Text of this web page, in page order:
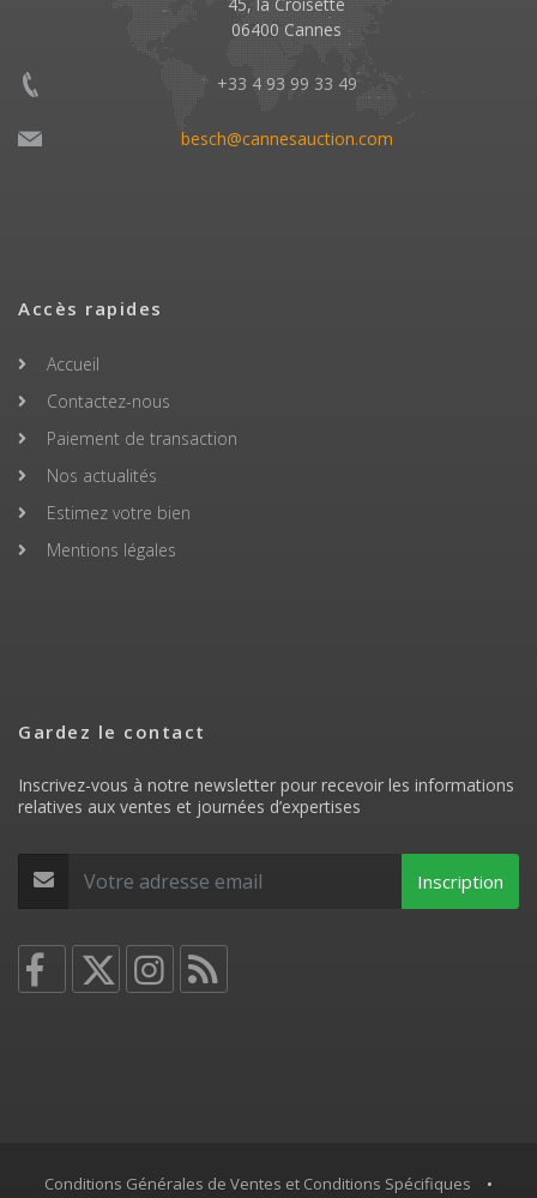
06400 Cannes
+33 4 93 99 33 49
besch@cannesauction.com
Accès rapides
Accueil
Contactez-nous
Paiement de transaction
Nos actualités
Estimez votre bien
Mentions légales
Gardez le contact
Inscrivez-vous à notre newsletter pour recevoir les informations
relatives aux ventes et journées d’expertises
Inscription
Conditions Générales de Ventes et Conditions Spécifiques
•